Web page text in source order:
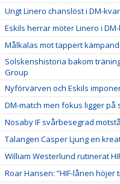
Ungt Linero chanslöst i DM-
Eskils herrar möter Linero i
Målkalas mot tappert
Solskenshistoria bakom
Group
Nyförvärven och Eskils
DM-match men fokus ligger på
Nosaby IF svårbesegrad
Talangen Casper Ljung en
William Westerlund rutinerat
Roar Hansen: ”HIF-lånen höjer